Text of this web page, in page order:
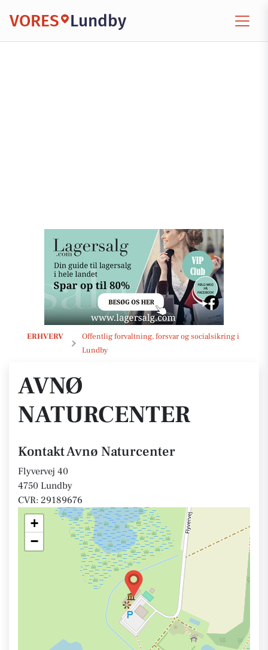
VORES Lundby
ERHVERV
Offentlig forvaltning, forsvar og socialsikring i
Lundby
Avnø Naturcenter
AVNØ
NATURCENTER
Kontakt Avnø Naturcenter
Flyvervej 40
4750 Lundby
CVR: 29189676
+
−